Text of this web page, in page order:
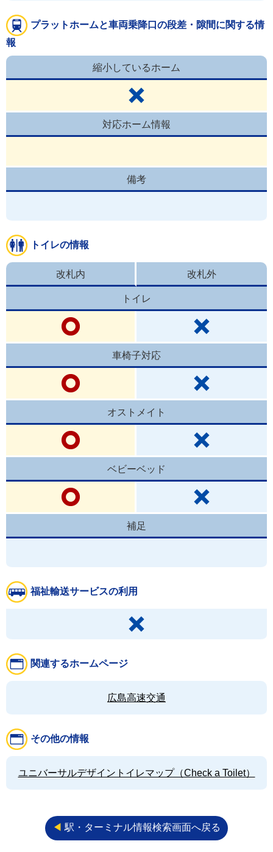
プラットホームと車両乗降口の段差・隙間に関する情
報
縮小しているホーム
対応ホーム情報
備考
トイレの情報
改札内 改札外
トイレ
車椅子対応
オストメイト
ベビーベッド
補足
福祉輸送サービスの利用
関連するホームページ
広島高速交通
その他の情報
ユニバーサルデザイントイレマップ（Check a Toilet）
◀︎ 駅・ターミナル情報検索画面へ戻る